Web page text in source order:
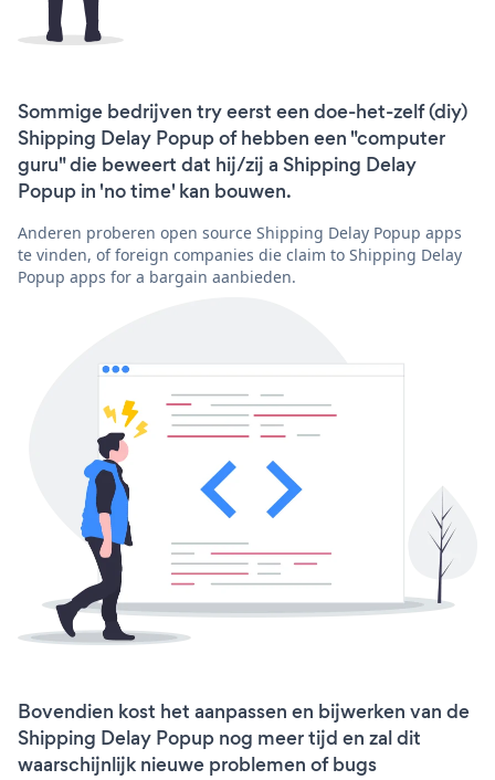
Sommige bedrijven try eerst een doe-het-zelf (diy)
Shipping Delay Popup of hebben een "computer
guru" die beweert dat hij/zij a Shipping Delay
Popup in 'no time' kan bouwen.
Anderen proberen open source Shipping Delay Popup apps
te vinden, of foreign companies die claim to Shipping Delay
Popup apps for a bargain aanbieden.
Bovendien kost het aanpassen en bijwerken van de
Shipping Delay Popup nog meer tijd en zal dit
waarschijnlijk nieuwe problemen of bugs